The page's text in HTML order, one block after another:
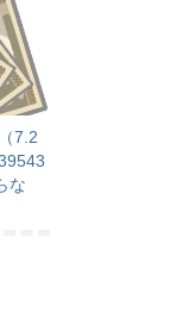
7.2
な